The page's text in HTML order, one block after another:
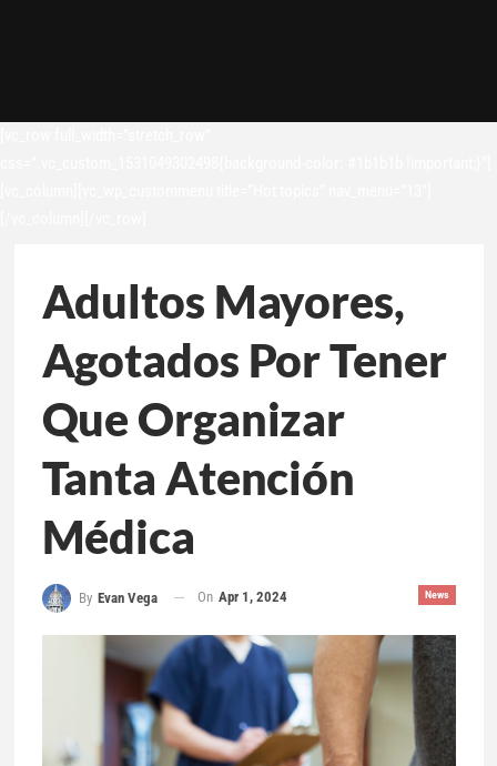
Adultos Mayores,
Agotados Por Tener
Que Organizar
Tanta Atención
Médica
News
By Evan Vega On Apr 1, 2024